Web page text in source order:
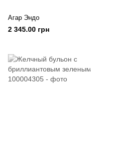
Агар Эндо
2 345.00 грн